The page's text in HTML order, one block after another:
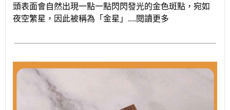
頭表面會自然出現一點一點閃閃發光的金色斑點，宛如
夜空繁星，因此被稱為「金星」....閱讀更多